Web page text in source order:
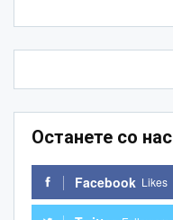
Останете со нас
Facebook Likes